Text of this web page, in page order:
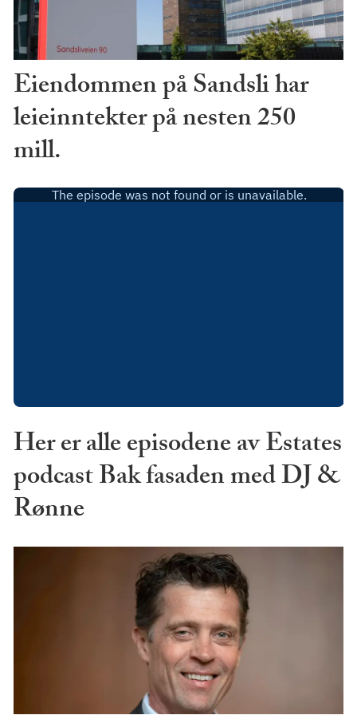
Eiendommen på Sandsli har
leieinntekter på nesten 250
mill.
Her er alle episodene av Estates
podcast Bak fasaden med DJ &
Rønne